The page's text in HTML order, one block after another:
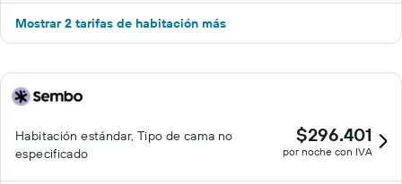
Mostrar 2 tarifas de habitación más
Habitación estándar, Tipo de cama no
especificado
$296.401
por noche con IVA